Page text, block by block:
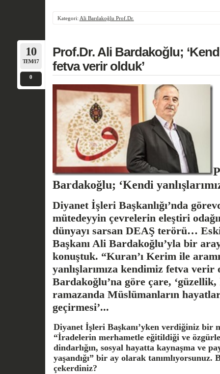
Kategori: Ali Bardakoğlu Prof.Dr.
10
TEM/17
0
Prof.Dr. Ali Bardakoğlu; ‘Kendi
fetva verir olduk’
Bardakoğlu; ‘Kendi
Diyanet İşleri Başkanlığı’nda
mütedeyyin çevrelerin eleştiri
dünyayı sarsan DEAŞ terörü…
Başkanı Ali Bardakoğlu’yla bir
konuştuk. “Kuran’ı Kerim ile
yanlışlarımıza kendimiz fetva verir
Bardakoğlu’na göre çare, ‘güzellik,
ramazanda Müslümanların
geçirmesi’...
Diyanet İşleri Başkanı’yken verdiğiniz bir
“İradelerin merhametle eğitildiği ve
dindarlığın, sosyal hayatta kaynaşma ve
yaşandığı” bir ay olarak tanımlıyorsunuz.
çekerdiniz?